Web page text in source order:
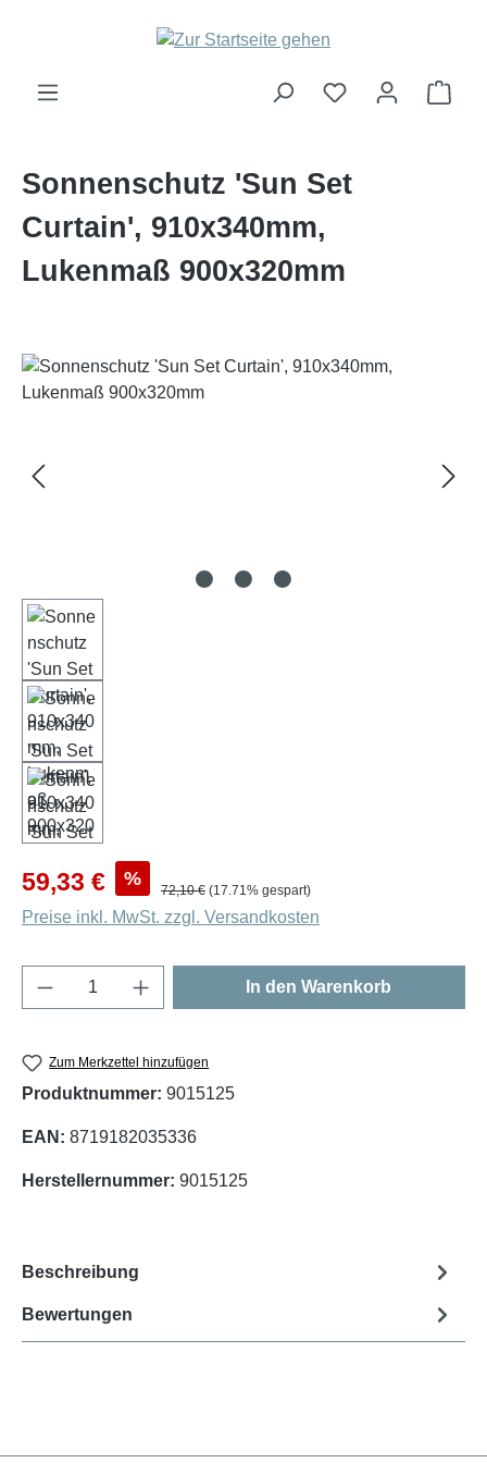
Zum Hauptinhalt springen
Sonnenschutz 'Sun Set
Curtain', 910x340mm,
Lukenmaß 900x320mm
Bildergalerie überspringen
Verkaufspreis:
59,33 € % Regulärer Preis:
72,10 € (17.71% gespart)
Preise inkl. MwSt. zzgl. Versandkosten
Produkt Anzahl: Gib den gewünschten
In den Warenkorb
Zum Merkzettel hinzufügen
Produktnummer: 9015125
EAN: 8719182035336
Herstellernummer: 9015125
Beschreibung
Bewertungen